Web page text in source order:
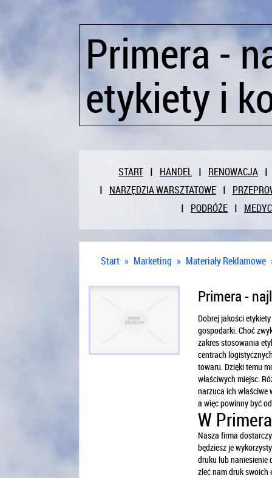
Primera -
etykiety i
START HANDEL
RENOWACJA
NARZĘDZIA WARSZTATOWE
PODRÓŻE
Start » Marketing » Materiały Reklamowe
Primera -
Dobrej jakości
gospodarki. Choć
zakres stosowania
centrach
towaru. Dzięki temu
właściwych miejsc.
narzuca ich
a więc powinny być
W
Nasza firma
będziesz je
druku lub naniesienie
zleć nam druk swoich